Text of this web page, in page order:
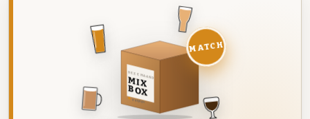
DEZE MAAND
MIX
BOX
8 BIEREN
MATCH